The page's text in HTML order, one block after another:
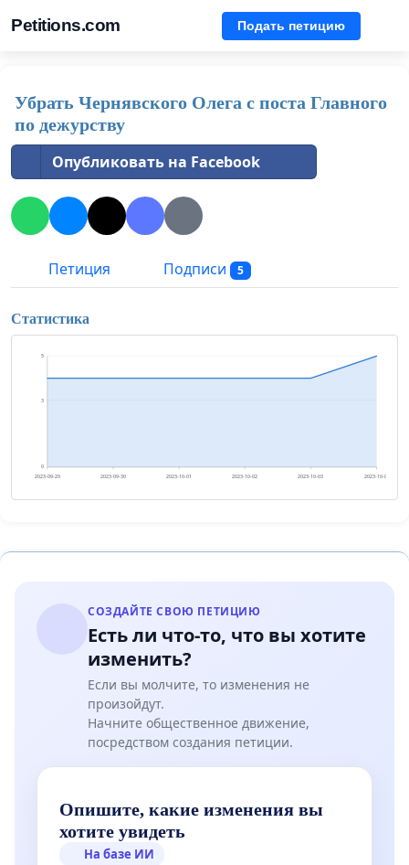
Petitions.com Подать петицию
Убрать Чернявского Олега с поста Главного
по дежурству
Опубликовать на Facebook
Петиция Подписи 5
Статистика
0
3
5
2023-09-29 2023-09-30 2023-10-01 2023-10-02 2023-10-03 2023-10-04
СОЗДАЙТЕ СВОЮ ПЕТИЦИЮ
Есть ли что-то, что вы хотите
изменить?
Если вы молчите, то изменения не
произойдут.
Начните общественное движение,
посредством создания петиции.
Опишите, какие изменения вы
хотите увидеть
На базе ИИ